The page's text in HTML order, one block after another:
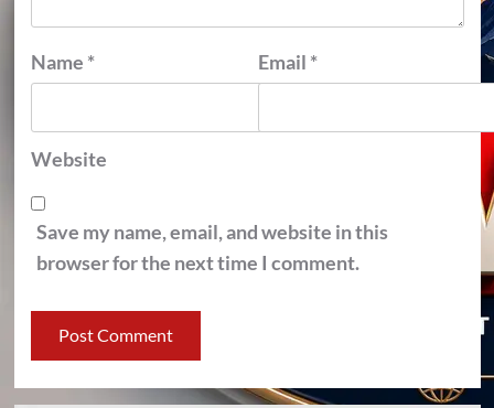
Name * Email *
Website
Save my name, email, and website in this
browser for the next time I comment.